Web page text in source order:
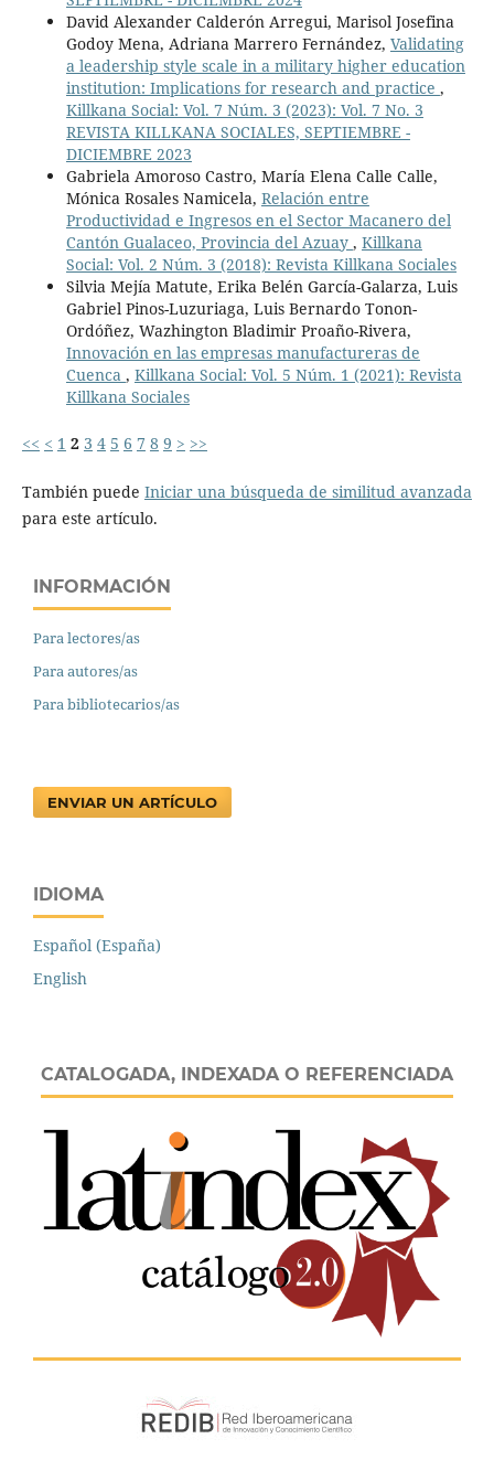
David Alexander Calderón Arregui, Marisol Josefina
Godoy Mena, Adriana Marrero Fernández, Validating
a leadership style scale in a military higher education
institution: Implications for research and practice ,
Killkana Social: Vol. 7 Núm. 3 (2023): Vol. 7 No. 3
REVISTA KILLKANA SOCIALES, SEPTIEMBRE -
DICIEMBRE 2023
Gabriela Amoroso Castro, María Elena Calle Calle,
Mónica Rosales Namicela, Relación entre
Productividad e Ingresos en el Sector Macanero del
Cantón Gualaceo, Provincia del Azuay , Killkana
Social: Vol. 2 Núm. 3 (2018): Revista Killkana Sociales
Silvia Mejía Matute, Erika Belén García-Galarza, Luis
Gabriel Pinos-Luzuriaga, Luis Bernardo Tonon-
Ordóñez, Wazhington Bladimir Proaño-Rivera,
Innovación en las empresas manufactureras de
Cuenca , Killkana Social: Vol. 5 Núm. 1 (2021): Revista
Killkana Sociales
<< < 1 2 3 4 5 6 7 8 9 > >>
También puede Iniciar una búsqueda de similitud avanzada
para este artículo.
INFORMACIÓN
Para lectores/as
Para autores/as
Para bibliotecarios/as
ENVIAR UN ARTÍCULO
IDIOMA
Español (España)
English
CATALOGADA, INDEXADA O REFERENCIADA